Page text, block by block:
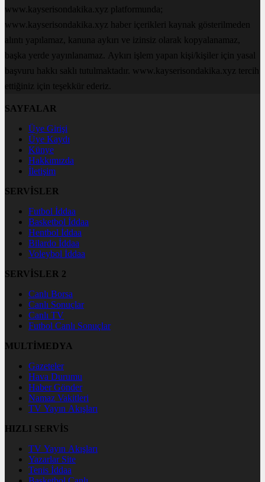
www.kayserisondakika.xyz platformunda;
www.kayserisondakika.xyz haber içerikleri kaynak gösterilmeden
alıntı yapılamaz, kanuna aykırı ve izinsiz olarak kopyalanamaz,
başka yerde yayınlanamaz. Aykırı işlem yapan kişi/kişiler için yasal
başvuru hakkı saklı tutulmaktadır. www.kayserisondakika.xyz tercih
ettiğiniz için teşekkür ederiz.
SAYFALAR
Üye Girişi
Üye Kaydı
Künye
Hakkımızda
İletişim
SERVİSLER
Futbol İddaa
Basketbol İddaa
Hentbol İddaa
Bilardo İddaa
Voleybol İddaa
SERVİSLER 2
Canlı Borsa
Canlı Sonuçlar
Canlı TV
Futbol Canlı Sonuçlar
MULTİMEDYA
Gazeteler
Hava Durumu
Haber Gönder
Namaz Vakitleri
TV Yayın Akışları
HIZLI SERVİS
TV Yayın Akışları
Yazarlar Site
Tenis İddaa